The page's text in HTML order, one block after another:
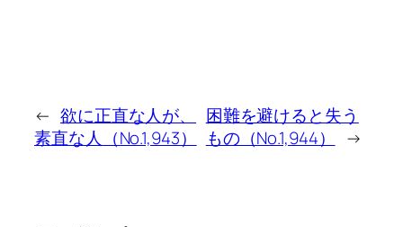
← 欲に正直な人が、
素直な人（No.1,943）
困難を避けると失う
もの（No.1,944）
→